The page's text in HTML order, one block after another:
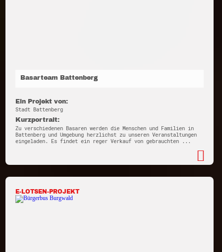
Basarteam Battenberg
Ein Projekt von:
Stadt Battenberg
Kurzportrait:
Zu verschiedenen Basaren werden die Menschen und Familien in
Battenberg und Umgebung herzlichst zu unseren Veranstaltungen
eingeladen. Es findet ein reger Verkauf von gebrauchten ...
E-LOTSEN-PROJEKT